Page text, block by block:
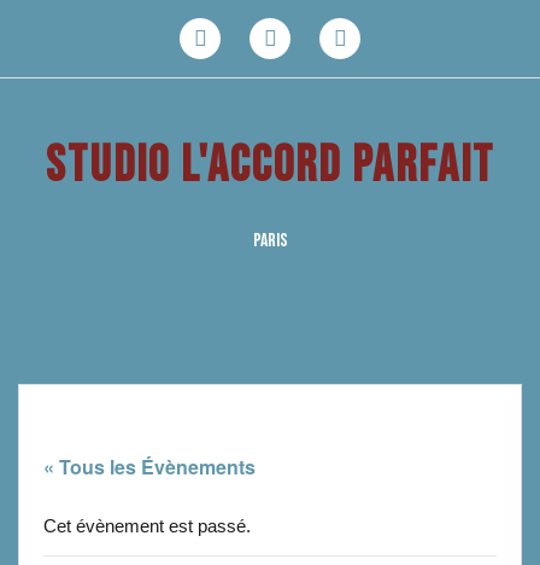
STUDIO L'ACCORD PARFAIT
PARIS
« Tous les Évènements
Cet évènement est passé.